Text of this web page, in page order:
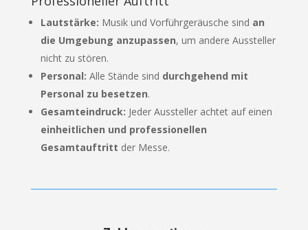
Lautstärke: Musik und Vorführgeräusche sind an
die Umgebung anzupassen, um andere Aussteller
nicht zu stören.
Personal: Alle Stände sind durchgehend mit
Personal zu besetzen.
Gesamteindruck: Jeder Aussteller achtet auf einen
einheitlichen und professionellen
Gesamtauftritt der Messe.